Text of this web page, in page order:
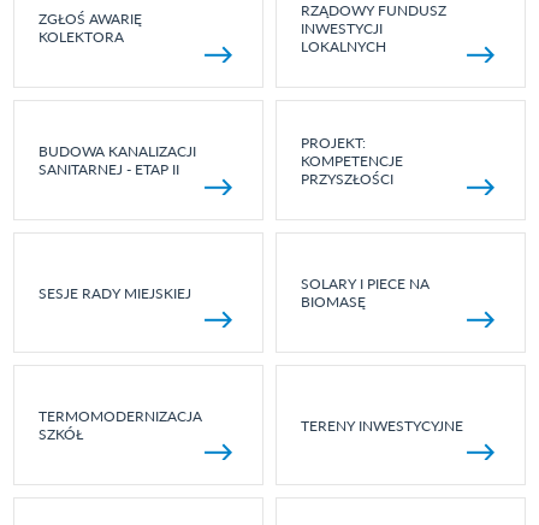
ZGŁOŚ AWARIĘ
KOLEKTORA
RZĄDOWY FUNDUSZ
INWESTYCJI
LOKALNYCH
BUDOWA KANALIZACJI
SANITARNEJ - ETAP II
PROJEKT:
KOMPETENCJE
PRZYSZŁOŚCI
SESJE RADY MIEJSKIEJ
SOLARY I PIECE NA
BIOMASĘ
TERMOMODERNIZACJA
SZKÓŁ
TERENY INWESTYCYJNE